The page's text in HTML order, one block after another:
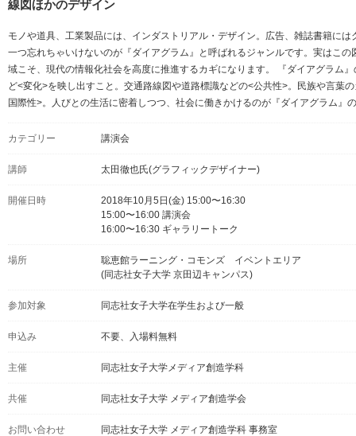
線図ほかのデザイン
モノや道具、工業製品には、インダストリアル・デザイン。広告、雑誌書籍に
一つ忘れちゃいけないのが『ダイアグラム』と呼ばれるジャンルです。実はこの
域こそ、現代の情報化社会を高度に推進するカギになります。 『ダイアグラム
ど<変化>を映し出すこと。交通路線図や道路標識などの<公共性>。民族や言葉
国際性>。人びとの生活に密着しつつ、社会に働きかけるのが『ダイアグラム』
カテゴリー 講演会
講師 太田徹也氏(グラフィックデザイナー)
開催日時
2018年10月5日(金) 15:00〜16:30
15:00〜16:00 講演会
16:00〜16:30 ギャラリートーク
場所
聡恵館ラーニング・コモンズ イベントエリア
(同志社女子大学 京田辺キャンパス)
参加対象 同志社女子大学在学生および一般
申込み 不要、入場料無料
主催 同志社女子大学メディア創造学科
共催 同志社女子大学 メディア創造学会
お問い合わせ
同志社女子大学 メディア創造学科 事務室